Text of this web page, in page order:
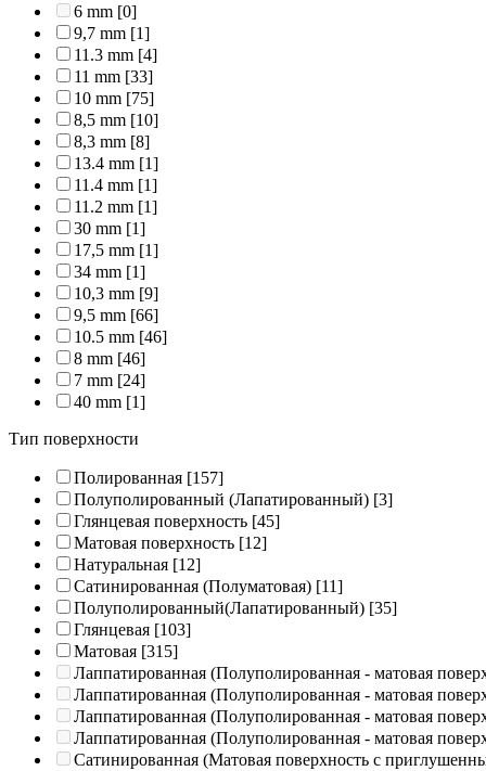
6 mm [0]
9,7 mm [1]
11.3 mm [4]
11 mm [33]
10 mm [75]
8,5 mm [10]
8,3 mm [8]
13.4 mm [1]
11.4 mm [1]
11.2 mm [1]
30 mm [1]
17,5 mm [1]
34 mm [1]
10,3 mm [9]
9,5 mm [66]
10.5 mm [46]
8 mm [46]
7 mm [24]
40 mm [1]
Тип поверхности
Полированная [157]
Полуполированный (Лапатированный) [3]
Глянцевая поверхность [45]
Матовая поверхность [12]
Натуральная [12]
Сатинированная (Полуматовая) [11]
Полуполированный(Лапатированный) [35]
Глянцевая [103]
Матовая [315]
Лаппатированная (Полуполированная - матовая
Лаппатированная (Полуполированная - матовая
Лаппатированная (Полуполированная - матовая
Лаппатированная (Полуполированная - матовая
Сатинированная (Матовая поверхность с